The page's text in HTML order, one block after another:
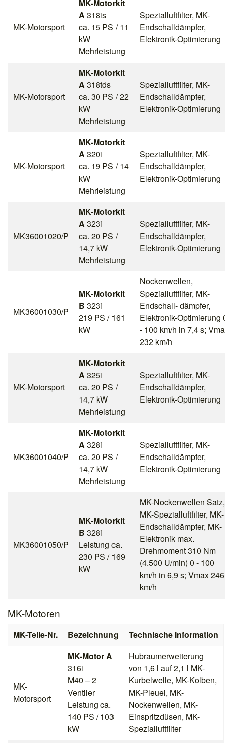
MK-Motorsport
MK-Motorkit
A 318is
ca. 15 PS / 11
kW
Mehrleistung
Spezialluftfilter, MK-
Endschalldämpfer,
Elektronik-Optimierung
MK-Motorsport
MK-Motorkit
A 318tds
ca. 30 PS / 22
kW
Mehrleistung
Spezialluftfilter, MK-
Endschalldämpfer,
Elektronik-Optimierung
MK-Motorsport
MK-Motorkit
A 320i
ca. 19 PS / 14
kW
Mehrleistung
Spezialluftfilter, MK-
Endschalldämpfer,
Elektronik-Optimierung
MK36001020/P
MK-Motorkit
A 323i
ca. 20 PS /
14,7 kW
Mehrleistung
Spezialluftfilter, MK-
Endschalldämpfer,
Elektronik-Optimierung
MK36001030/P
MK-Motorkit
B 323i
219 PS / 161
kW
Nockenwellen,
Spezialluftfilter, MK-
Endschall- dämpfer,
Elektronik-Optimierung
- 100 km/h in 7,4 s;
232 km/h
MK-Motorsport
MK-Motorkit
A 325i
ca. 20 PS /
14,7 kW
Mehrleistung
Spezialluftfilter, MK-
Endschalldämpfer,
Elektronik-Optimierung
MK36001040/P
MK-Motorkit
A 328i
ca. 20 PS /
14,7 kW
Mehrleistung
Spezialluftfilter, MK-
Endschalldämpfer,
Elektronik-Optimierung
MK36001050/P
MK-Motorkit
B 328i
Leistung ca.
230 PS / 169
kW
MK-Nockenwellen Satz,
MK-Spezialluftfilter, MK-
Endschalldämpfer, MK-
Elektronik max.
Drehmoment 310 Nm
(4.500 U/min) 0 - 100
km/h in 6,9 s; Vmax 246
km/h
MK-Motoren
MK-Teile-Nr. Bezeichnung Technische Information
MK-
Motorsport
MK-Motor A
316i
M40 – 2
Ventiler
Leistung ca.
140 PS / 103
kW
Hubraumerweiterung
von 1,6 l auf 2,1 l MK-
Kurbelwelle, MK-Kolben,
MK-Pleuel, MK-
Nockenwellen, MK-
Einspritzdüsen, MK-
Spezialluftfilter